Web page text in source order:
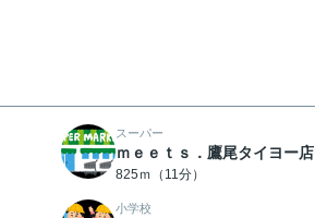
スーパー
ｍｅｅｔｓ．鷹尾タイヨー店
825ｍ（11分）
小学校